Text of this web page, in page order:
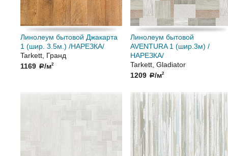
Линолеум бытовой Джакарта
1 (шир. 3.5м.) /НАРЕЗКА/
Tarkett, Гранд
1169 a/м2
Линолеум бытовой
AVENTURA 1 (шир.3м) /
НАРЕЗКА/
Tarkett, Gladiator
1209 a/м2